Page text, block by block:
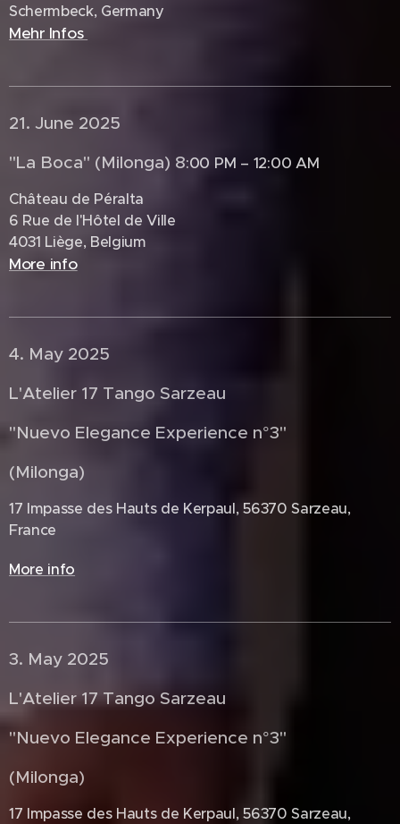
Schermbeck, Germany
Mehr Infos
21. June 2025 🇳🇱
"La Boca" (Milonga) 8:00 PM – 12:00 AM
Château de Péralta
6 Rue de l'Hôtel de Ville
4031 Liège, Belgium
More info
4. May 2025 🇨🇵
L'Atelier 17 Tango Sarzeau
"Nuevo Elegance Experience n°3"
(Milonga)
17 Impasse des Hauts de Kerpaul, 56370 Sarzeau,
France
More info
3. May 2025 🇨🇵
L'Atelier 17 Tango Sarzeau
"Nuevo Elegance Experience n°3"
(Milonga)
17 Impasse des Hauts de Kerpaul, 56370 Sarzeau,